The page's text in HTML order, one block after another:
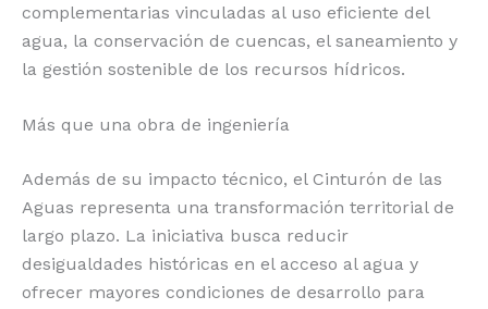
complementarias vinculadas al uso eficiente del
agua, la conservación de cuencas, el saneamiento y
la gestión sostenible de los recursos hídricos.
Más que una obra de ingeniería
Además de su impacto técnico, el Cinturón de las
Aguas representa una transformación territorial de
largo plazo. La iniciativa busca reducir
desigualdades históricas en el acceso al agua y
ofrecer mayores condiciones de desarrollo para